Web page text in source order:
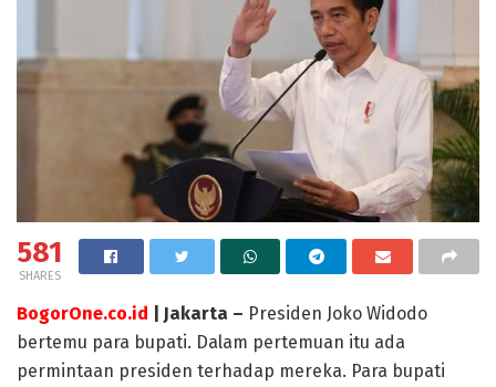
581
SHARES
BogorOne.co.id | Jakarta – Presiden Joko Widodo
bertemu para bupati. Dalam pertemuan itu ada
permintaan presiden terhadap mereka. Para bupati